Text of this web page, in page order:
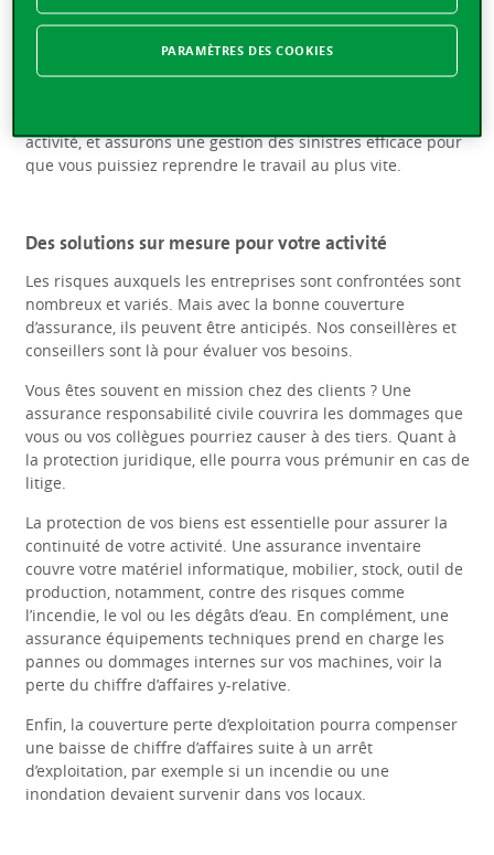
À la Vaudoise, nous sommes aux côtés des PME. Vous
souhaitez vous prémunir contre les aléas du quotidien,
offrir à votre personnel une protection sociale complète ou
activité, et assurons une gestion des sinistres efficace pour
que vous puissiez reprendre le travail au plus vite.
Des solutions sur mesure pour votre activité
Les risques auxquels les entreprises sont confrontées sont
nombreux et variés. Mais avec la bonne couverture
d’assurance, ils peuvent être anticipés. Nos conseillères et
conseillers sont là pour évaluer vos besoins.
Vous êtes souvent en mission chez des clients ? Une
assurance responsabilité civile couvrira les dommages que
vous ou vos collègues pourriez causer à des tiers. Quant à
la protection juridique, elle pourra vous prémunir en cas de
litige.
La protection de vos biens est essentielle pour assurer la
continuité de votre activité. Une assurance inventaire
couvre votre matériel informatique, mobilier, stock, outil de
production, notamment, contre des risques comme
l’incendie, le vol ou les dégâts d’eau. En complément, une
assurance équipements techniques prend en charge les
pannes ou dommages internes sur vos machines, voir la
perte du chiffre d’affaires y-relative.
Enfin, la couverture perte d’exploitation pourra compenser
une baisse de chiffre d’affaires suite à un arrêt
d’exploitation, par exemple si un incendie ou une
inondation devaient survenir dans vos locaux.
PARAMÈTRES DES COOKIES